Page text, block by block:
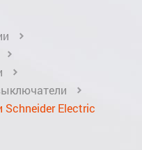
Electric